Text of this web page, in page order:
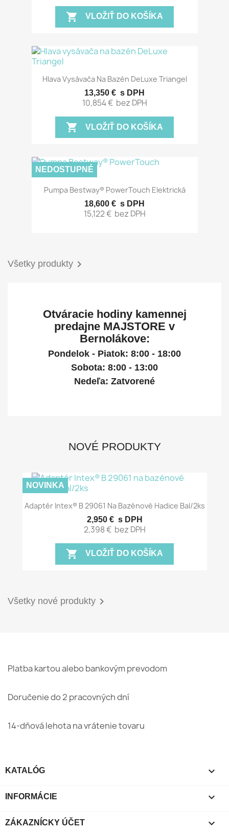
shopping_cart VLOŽIŤ DO KOŠÍKA
Hlava Vysávača Na Bazén DeLuxe Triangel
13,350 € s DPH
10,854 € bez DPH
shopping_cart VLOŽIŤ DO KOŠÍKA
Pumpa Bestway® PowerTouch Elektrická
18,600 € s DPH
15,122 € bez DPH
NEDOSTUPNÉ
Všetky produkty 
Otváracie hodiny kamennej
predajne MAJSTORE v
Bernolákove:
Pondelok - Piatok: 8:00 - 18:00
Sobota: 8:00 - 13:00
Nedeľa: Zatvorené
NOVÉ PRODUKTY
Adaptér Intex® B 29061 Na Bazénové Hadice Bal/2ks
2,950 € s DPH
2,398 € bez DPH
shopping_cart VLOŽIŤ DO KOŠÍKA
NOVINKA
Všetky nové produkty 
Platba kartou alebo bankovým prevodom
Doručenie do 2 pracovných dní
14-dňová lehota na vrátenie tovaru
KATALÓG 
INFORMÁCIE 
ZÁKAZNÍCKY ÚČET 